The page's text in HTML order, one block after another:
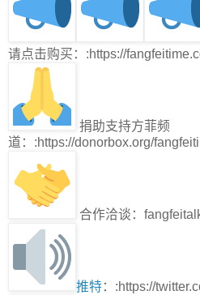
请点击购买：:https://
捐助支持方菲频
道：:https://donorbox.org/
合作洽谈：
推特：:https://